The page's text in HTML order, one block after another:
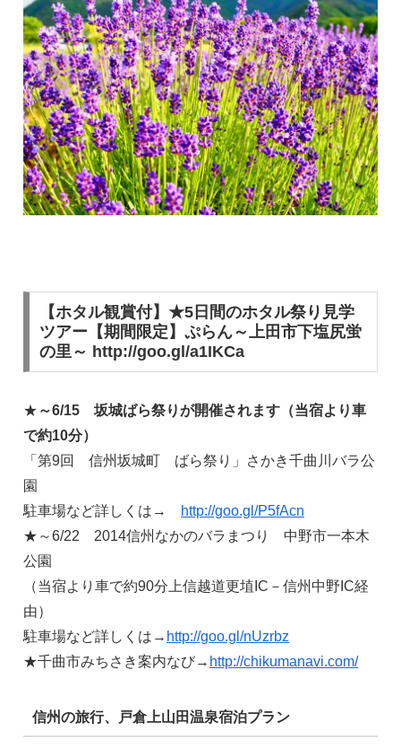
【ホタル観賞付】★5日間のホタル祭り見学
ツアー【期間限定】ぷらん～上田市下塩尻蛍
の里～ http://goo.gl/a1IKCa
★ ～6/15 坂城ばら祭りが開催されます（当宿より車
で約10分）
「第9回 信州坂城町 ばら祭り」さかき千曲川バラ公
園
駐車場など詳しくは→
http://goo.gl/P5fAcn
★～6/22 2014信州なかのバラまつり 中野市一本木
公園
（当宿より車で約90分上信越道更埴IC－信州中野IC経
由）
駐車場など詳しくは→ http://goo.gl/nUzrbz
★千曲市みちさき案内なび→ http://chikumanavi.com/
信州の旅行、戸倉上山田温泉宿泊プラン